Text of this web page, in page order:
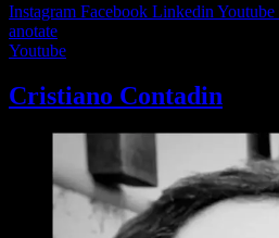
Instagram Facebook Linkedin Youtube
anotate
Youtube
Cristiano Contadin